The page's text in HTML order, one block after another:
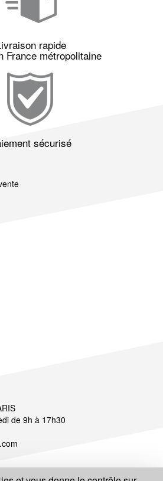
rapide
France métropolitaine
sécurisé
de 9h à 17h30